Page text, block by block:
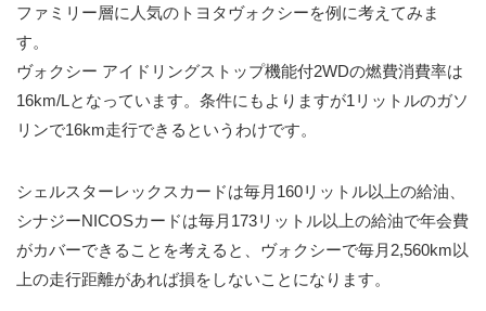
ファミリー層に人気のトヨタヴォクシーを例に考えてみま
す。
ヴォクシー アイドリングストップ機能付2WDの燃費消費率は
16km/Lとなっています。条件にもよりますが1リットルのガソ
リンで16km走行できるというわけです。
シェルスターレックスカードは毎月160リットル以上の給油、
シナジーNICOSカードは毎月173リットル以上の給油で年会費
がカバーできることを考えると、ヴォクシーで毎月2,560km以
上の走行距離があれば損をしないことになります。